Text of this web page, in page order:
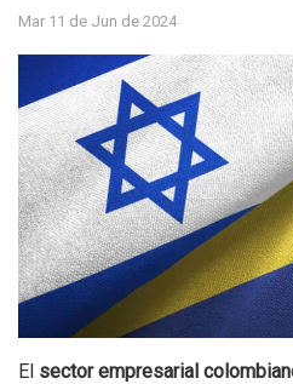
Mar 11 de Jun de 2024
El sector empresarial